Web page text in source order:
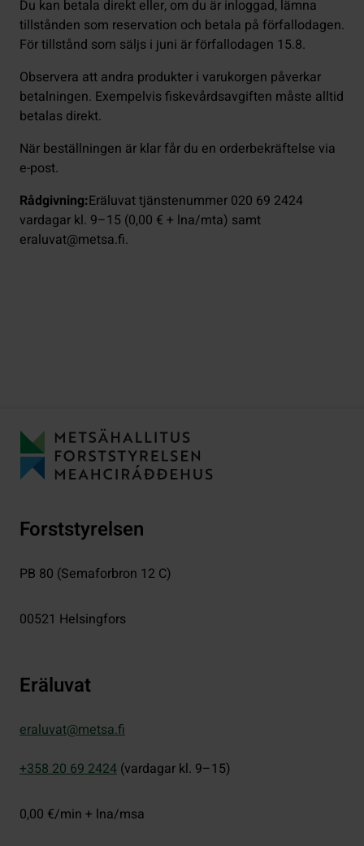
Du kan betala direkt eller, om du är inloggad, lämna
tillstånden som reservation och betala på förfallodagen.
För tillstånd som säljs i juni är förfallodagen 15.8.
Observera att andra produkter i varukorgen påverkar
betalningen. Exempelvis fiskevårdsavgiften måste alltid
betalas direkt.
När beställningen är klar får du en orderbekräftelse via
e-post.
Rådgivning:Eräluvat tjänstenummer 020 69 2424
vardagar kl. 9–15 (0,00 € + lna/mta) samt
eraluvat@metsa.fi.
Forststyrelsen
PB 80 (Semaforbron 12 C)
00521 Helsingfors
Eräluvat
eraluvat@metsa.fi
+358 20 69 2424 (vardagar kl. 9–15)
0,00 €/min + lna/msa